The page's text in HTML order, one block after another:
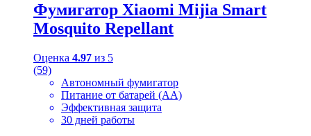
Фумигатор Xiaomi Mijia Smart
Mosquito Repellant
Оценка 4.97 из 5
(59)
Автономный фумигатор
Питание от батарей (АА)
Эффективная защита
30 дней работы